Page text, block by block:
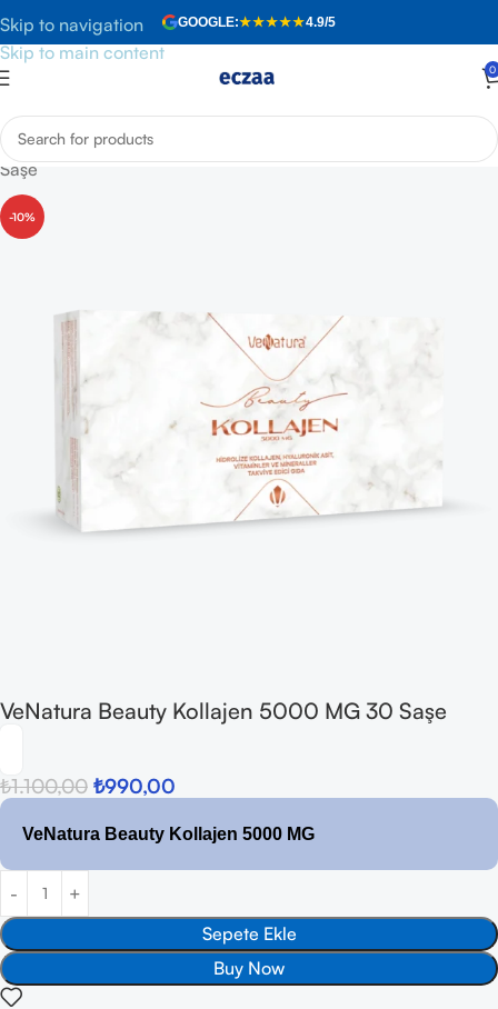
Skip to navigation
Skip to main content
GOOGLE:★★★★★4.9/5
0
Anasayfa» Mağaza
Saşe
-10%
VeNatura Beauty Kollajen 5000 MG 30 Saşe
₺1.100,00 ₺990,00
VeNatura Beauty Kollajen 5000 MG
Sepete Ekle
Buy Now